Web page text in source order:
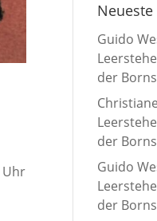
Uhr
Guido
der
Christiane
der
Guido
der